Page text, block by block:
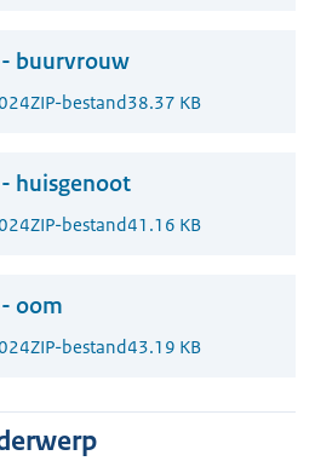
buurvrouw
ZIP-bestand38.37 KB
huisgenoot
ZIP-bestand41.16 KB
oom
ZIP-bestand43.19 KB